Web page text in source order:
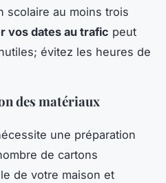
scolaire au moins trois
vos dates au trafic peut
évitez les heures de
des matériaux
une préparation
de cartons
de votre maison et